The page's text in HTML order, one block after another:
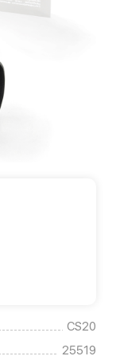
CS20
25519